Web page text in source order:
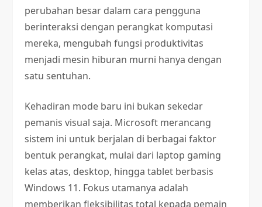
perubahan besar dalam cara pengguna
berinteraksi dengan perangkat komputasi
mereka, mengubah fungsi produktivitas
menjadi mesin hiburan murni hanya dengan
satu sentuhan.
Kehadiran mode baru ini bukan sekedar
pemanis visual saja. Microsoft merancang
sistem ini untuk berjalan di berbagai faktor
bentuk perangkat, mulai dari laptop gaming
kelas atas, desktop, hingga tablet berbasis
Windows 11. Fokus utamanya adalah
memberikan fleksibilitas total kepada pemain